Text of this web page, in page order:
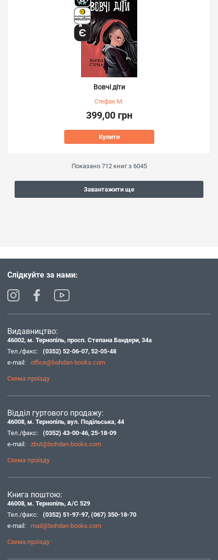
Вовчі діти
Стефак М.
399,00 грн
Купити
Показано 712книг з 6045
Завантажити ще
Слідкуйте за нами:
Видавництво:
46002, м. Тернопіль, просп. Степана Бандери, 34а
Тел./факс:
(0352) 52-06-07, 52-05-48
e-mail:
office@bohdan-books.com
Схема проїзду
Відділ гуртового продажу:
46008, м. Тернопіль, вул. Подільська, 44
Тел./факс:
(0352) 43-00-46, 25-18-09
e-mail:
zbut@bohdan-books.com
Схема проїзду
Книга поштою:
46008, м. Тернопіль, А/С 529
Тел./факс:
(0352) 51-97-97, (067) 350-18-70
e-mail:
mail@bohdan-books.com
Схема проїзду